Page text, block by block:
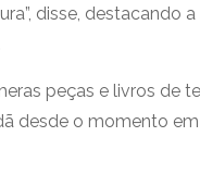
disse,
peças e livros de
desde o momento em